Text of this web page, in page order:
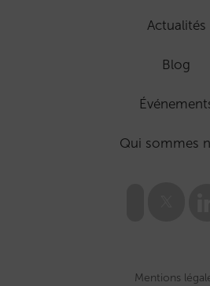
Actualités
Blog
Qui sommes
Mentions